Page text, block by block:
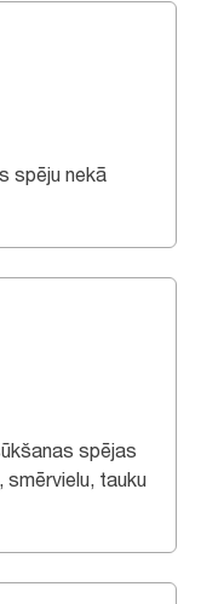
spēju nekā
spējas
smērvielu, tauku